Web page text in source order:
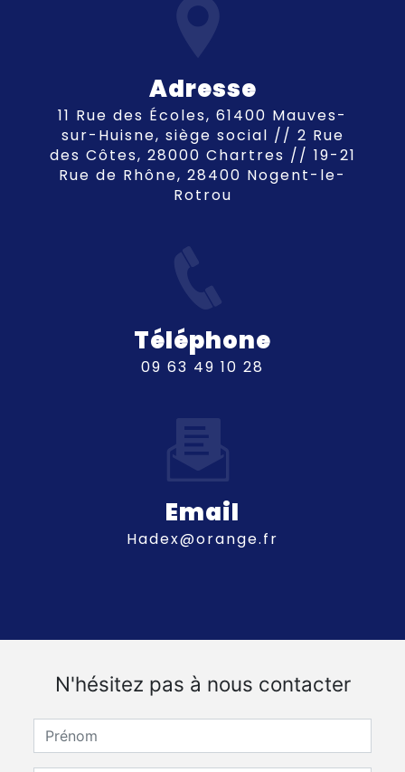
Adresse
11 Rue des Écoles, 61400 Mauves-
sur-Huisne, siège social // 2 Rue
des Côtes, 28000 Chartres // 19-21
Rue de Rhône, 28400 Nogent-le-
Rotrou
Téléphone
09 63 49 10 28
Email
hadex@orange.fr
N'hésitez pas à nous contacter